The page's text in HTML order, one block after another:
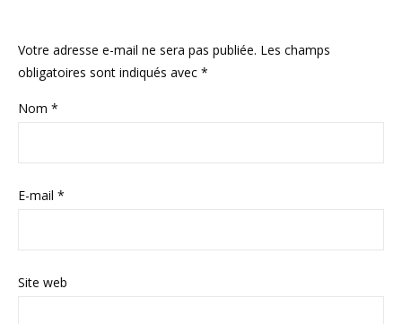
Votre adresse e-mail ne sera pas publiée. Les champs
obligatoires sont indiqués avec *
Nom *
E-mail *
Site web